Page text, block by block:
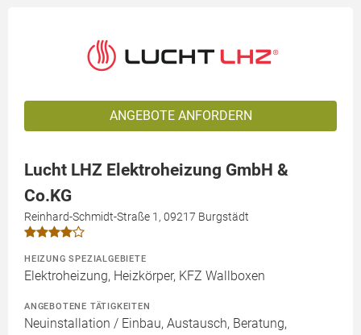
ANGEBOTE ANFORDERN
Lucht LHZ Elektroheizung GmbH &
Co.KG
Reinhard-Schmidt-Straße 1, 09217 Burgstädt
HEIZUNG SPEZIALGEBIETE
Elektroheizung, Heizkörper, KFZ Wallboxen
ANGEBOTENE TÄTIGKEITEN
Neuinstallation / Einbau, Austausch, Beratung,